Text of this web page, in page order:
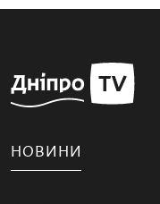
НОВИНИ